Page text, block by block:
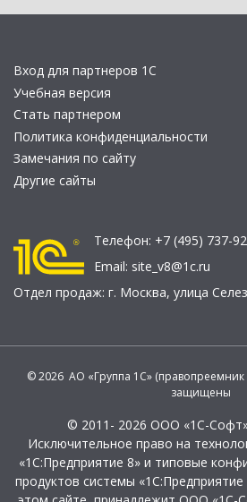
Вход для партнеров 1С
Учебная версия
Стать партнером
Политика конфиденциальности
Замечания по сайту
Другие сайты
Телефон: +7 (495) 737-
Email: site_v8@1c.ru
Отдел продаж: г. Москва, улица
© 2026 АО «Группа 1С» (правопреемник
защищены
© 2011- 2026 ООО «1С-
Исключительное право на
«1С:Предприятие 8» и типовые
продуктов системы